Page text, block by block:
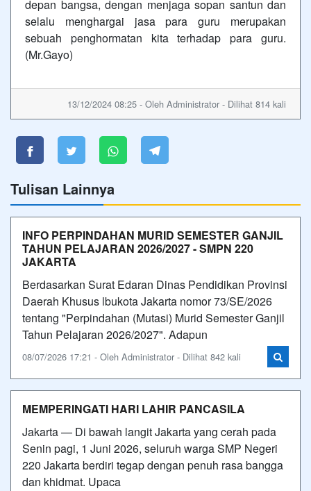
depan bangsa, dengan menjaga sopan santun dan
selalu menghargai jasa para guru merupakan
sebuah penghormatan kita terhadap para guru.
(Mr.Gayo)
13/12/2024 08:25 - Oleh Administrator - Dilihat 814 kali
Tulisan Lainnya
INFO PERPINDAHAN MURID SEMESTER GANJIL
TAHUN PELAJARAN 2026/2027 - SMPN 220
JAKARTA
Berdasarkan Surat Edaran Dinas Pendidikan Provinsi
Daerah Khusus lbukota Jakarta nomor 73/SE/2026
tentang "Perpindahan (Mutasi) Murid Semester Ganjil
Tahun Pelajaran 2026/2027". Adapun
08/07/2026 17:21 - Oleh Administrator - Dilihat 842 kali
MEMPERINGATI HARI LAHIR PANCASILA
Jakarta — Di bawah langit Jakarta yang cerah pada
Senin pagi, 1 Juni 2026, seluruh warga SMP Negeri
220 Jakarta berdiri tegap dengan penuh rasa bangga
dan khidmat. Upaca